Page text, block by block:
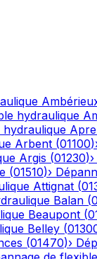
hydraulique
hydraulique
Arbent (01100)
Argis (01230)›
(01510)›
Attignat (
Balan (
Beaupont (
Belley (
(01470)›